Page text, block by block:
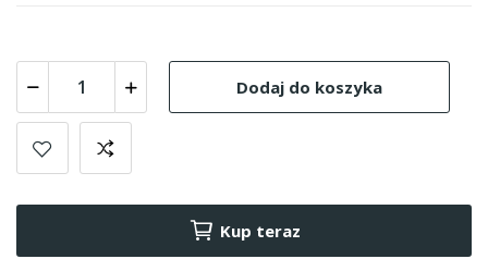
Dodaj do koszyka
Kup teraz